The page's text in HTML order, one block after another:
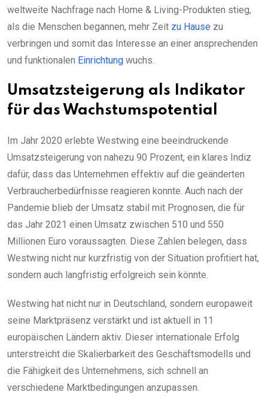
weltweite Nachfrage nach Home & Living-Produkten stieg,
als die Menschen begannen, mehr Zeit zu Hause zu
verbringen und somit das Interesse an einer ansprechenden
und funktionalen Einrichtung wuchs.
Umsatzsteigerung als Indikator
für das Wachstumspotential
Im Jahr 2020 erlebte Westwing eine beeindruckende
Umsatzsteigerung von nahezu 90 Prozent, ein klares Indiz
dafür, dass das Unternehmen effektiv auf die geänderten
Verbraucherbedürfnisse reagieren konnte. Auch nach der
Pandemie blieb der Umsatz stabil mit Prognosen, die für
das Jahr 2021 einen Umsatz zwischen 510 und 550
Millionen Euro voraussagten. Diese Zahlen belegen, dass
Westwing nicht nur kurzfristig von der Situation profitiert hat,
sondern auch langfristig erfolgreich sein könnte.
Westwing hat nicht nur in Deutschland, sondern europaweit
seine Marktpräsenz verstärkt und ist aktuell in 11
europäischen Ländern aktiv. Dieser internationale Erfolg
unterstreicht die Skalierbarkeit des Geschäftsmodells und
die Fähigkeit des Unternehmens, sich schnell an
verschiedene Marktbedingungen anzupassen.